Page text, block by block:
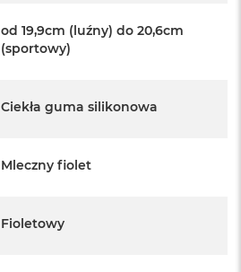
od 19,9cm (luźny) do 20,6cm
(sportowy)
Ciekła guma silikonowa
Mleczny fiolet
Fioletowy